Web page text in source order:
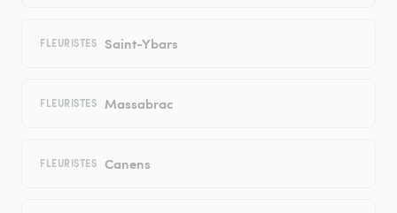
FLEURISTES Saint-Ybars
FLEURISTES Massabrac
FLEURISTES Canens